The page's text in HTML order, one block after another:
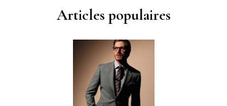
Articles populaires